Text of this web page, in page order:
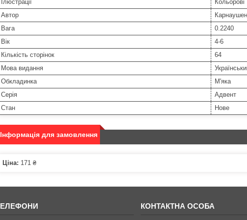
Ілюстрації
Кольорові
Автор
Вага
0.2240
Вік
4-6
Кількість сторінок
64
Мова видання
Обкладинка
М'яка
Серія
Адвент
Стан
Нове
Інформація для замовлення
Ціна: 171 ₴